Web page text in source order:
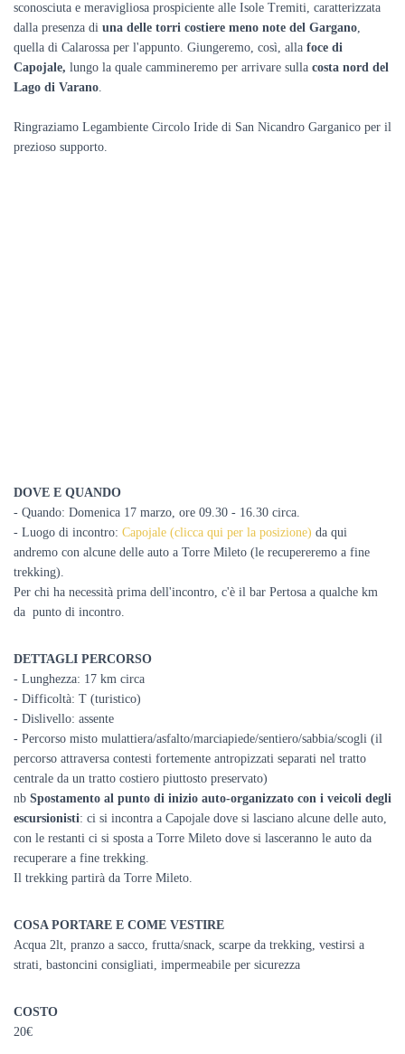
sconosciuta e meravigliosa prospiciente alle Isole Tremiti, caratterizzata
dalla presenza di una delle torri costiere meno note del Gargano,
quella di Calarossa per l'appunto. Giungeremo, così, alla foce di
Capojale, lungo la quale cammineremo per arrivare sulla costa nord del
Lago di Varano.
Ringraziamo Legambiente Circolo Iride di San Nicandro Garganico per il
prezioso supporto.
DOVE E QUANDO
- Quando: Domenica 17 marzo, ore 09.30 - 16.30 circa.
- Luogo di incontro: Capojale (clicca qui per la posizione) da qui
andremo con alcune delle auto a Torre Mileto (le recupereremo a fine
trekking).
Per chi ha necessità prima dell'incontro, c'è il bar Pertosa a qualche km
da punto di incontro.
DETTAGLI PERCORSO
- Lunghezza: 17 km circa
- Difficoltà: T (turistico)
- Dislivello: assente
- Percorso misto mulattiera/asfalto/marciapiede/sentiero/sabbia/scogli (il
percorso attraversa contesti fortemente antropizzati separati nel tratto
centrale da un tratto costiero piuttosto preservato)
nb Spostamento al punto di inizio auto-organizzato con i veicoli degli
escursionisti: ci si incontra a Capojale dove si lasciano alcune delle auto,
con le restanti ci si sposta a Torre Mileto dove si lasceranno le auto da
recuperare a fine trekking.
Il trekking partirà da Torre Mileto.
COSA PORTARE E COME VESTIRE
Acqua 2lt, pranzo a sacco, frutta/snack, scarpe da trekking, vestirsi a
strati, bastoncini consigliati, impermeabile per sicurezza
COSTO
20€